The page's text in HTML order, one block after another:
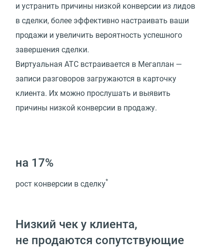
и устранить причины низкой конверсии из лидов
в сделки, более эффективно настраивать ваши
продажи и увеличить вероятность успешного
завершения сделки.
Виртуальная АТС встраивается в Мегаплан —
записи разговоров загружаются в карточку
клиента. Их можно прослушать и выявить
причины низкой конверсии в продажу.
на 17%
рост конверсии в сделку*
Низкий чек у клиента,
не продаются сопутствующие